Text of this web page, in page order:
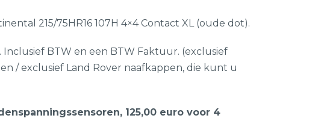
215/75HR16 107H 4×4 Contact XL (oude dot).
Inclusief BTW en een BTW Faktuur. (exclusief
/ exclusief Land Rover naafkappen, die kunt u
125,00 euro voor 4